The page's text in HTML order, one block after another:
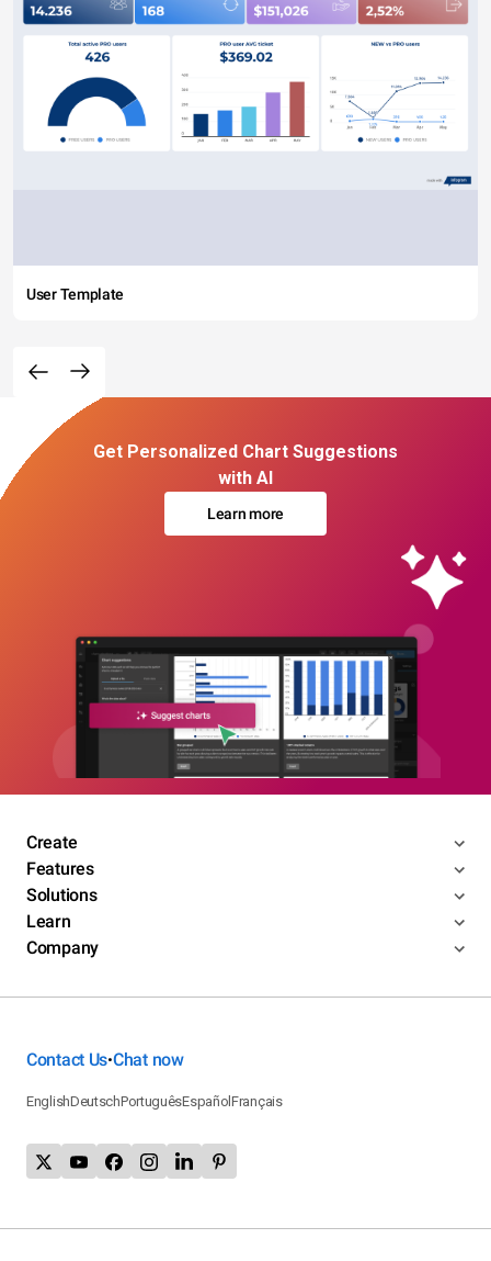
User Template
Get Personalized Chart Suggestions
with AI
Learn more
Create
Features
Solutions
Learn
Company
Contact Us•Chat now
EnglishDeutschPortuguêsEspañolFrançais